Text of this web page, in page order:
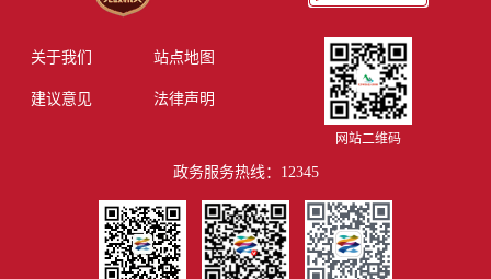
关于我们 站点地图
建议意见 法律声明
网站二维码
政务服务热线：12345